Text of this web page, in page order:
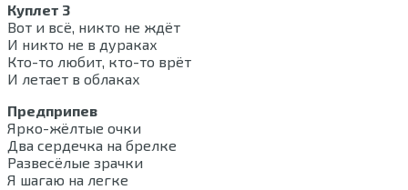
Куплет 3
Вот и всё, никто не ждёт
И никто не в дураках
Кто-то любит, кто-то врёт
И летает в облаках
Предприпев
Ярко-жёлтые очки
Два сердечка на брелке
Развесёлые зрачки
Я шагаю на легке